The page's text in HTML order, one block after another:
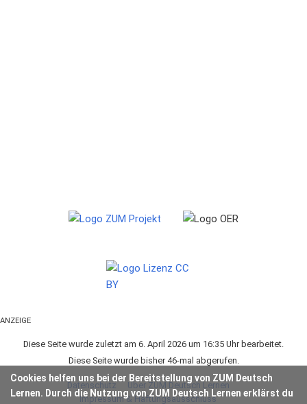
Cookies helfen uns bei der Bereitstellung von ZUM Deutsch
Lernen. Durch die Nutzung von ZUM Deutsch Lernen erklärst du
ANZEIGE
Diese Seite wurde zuletzt am 6. April 2026 um 16:35 Uhr bearbeitet.
Diese Seite wurde bisher 46-mal abgerufen.
Datenschutz
Über ZUM Deutsch Lernen
Impressum & Haftungsausschluss